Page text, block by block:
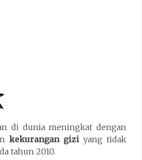
di dunia meningkat dengan
kekurangan gizi yang tidak
tahun 2010.